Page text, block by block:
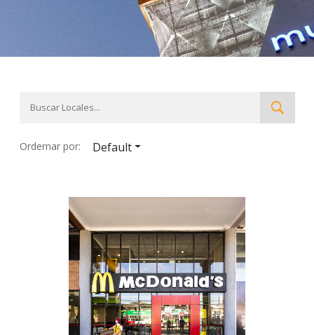
Ordernar por: Default